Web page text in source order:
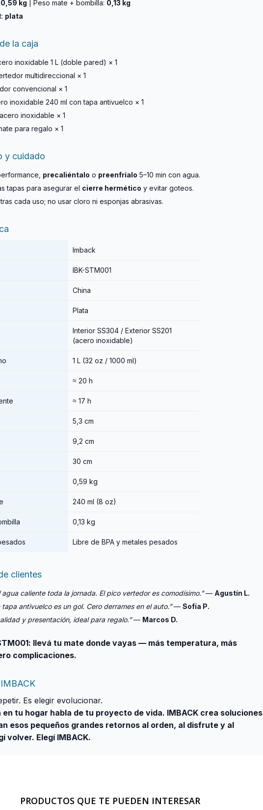
0,59 kg | Peso mate + bombilla: 0,13 kg
plata
la caja
inoxidable 1 L (doble pared) × 1
multidireccional × 1
convencional × 1
inoxidable 240 ml con tapa antivuelco × 1
inoxidable × 1
para regalo × 1
y cuidado
precaliéntalo o preenfríalo 5–10 min con agua.
tapas para asegurar el cierre hermético y evitar goteos.
cada uso; no usar cloro ni esponjas abrasivas.
Imback
IBK-STM001
China
Plata
Interior SS304 / Exterior SS201
(acero inoxidable)
1 L (32 oz / 1000 ml)
≈ 20 h
≈ 17 h
5,3 cm
9,2 cm
30 cm
0,59 kg
240 ml (8 oz)
0,13 kg
Libre de BPA y metales pesados
clientes
agua caliente toda la jornada. El pico vertedor es comodísimo.”— Agustín L.
tapa antivuelco es un gol. Cero derrames en el auto.”— Sofía P.
y presentación, ideal para regalo.”— Marcos D.
llevá tu mate donde vayas — más temperatura, más
complicaciones.
Es elegir evolucionar.
en tu hogar habla de tu proyecto de vida. IMBACK crea soluciones
esos pequeños grandes retornos al orden, al disfrute y al
volver. Elegí IMBACK.
PRODUCTOS QUE TE PUEDEN INTERESAR